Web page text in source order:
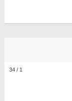
1
/
34